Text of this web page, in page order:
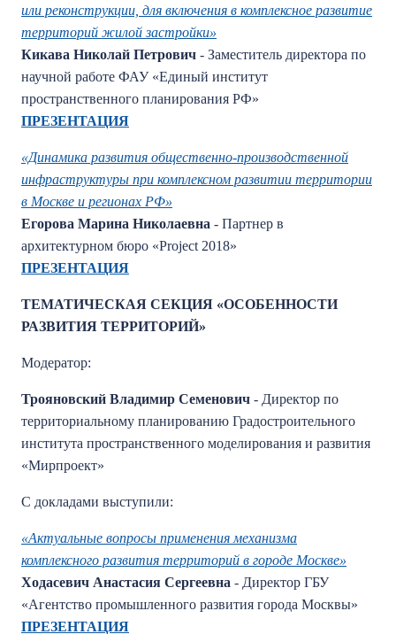
или реконструкции, для включения в комплексное развитие
территорий жилой застройки»
Кикава Николай Петрович - Заместитель директора по
научной работе ФАУ «Единый институт
пространственного планирования РФ»
ПРЕЗЕНТАЦИЯ
«Динамика развития общественно-производственной
инфраструктуры при комплексном развитии территории
в Москве и регионах РФ»
Егорова Марина Николаевна - Партнер в
архитектурном бюро «Project 2018»
ПРЕЗЕНТАЦИЯ
ТЕМАТИЧЕСКАЯ СЕКЦИЯ «ОСОБЕННОСТИ
РАЗВИТИЯ ТЕРРИТОРИЙ»
Модератор:
Трояновский Владимир Семенович - Директор по
территориальному планированию Градостроительного
института пространственного моделирования и развития
«Мирпроект»
С докладами выступили:
«Актуальные вопросы применения механизма
комплексного развития территорий в городе Москве»
Ходасевич Анастасия Сергеевна - Директор ГБУ
«Агентство промышленного развития города Москвы»
ПРЕЗЕНТАЦИЯ